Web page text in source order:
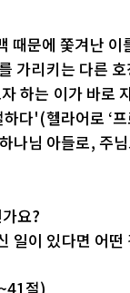
문에 쫓겨난 이
가리키는 다른
하는 이가 바로
다'(헬라어로 ‘
나님 아들로, 주
요?
일이 있다면 어떤
절)